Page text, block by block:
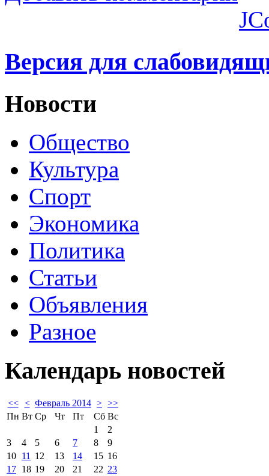
Версия для
Новости
Общество
Культура
Спорт
Экономика
Политика
Статьи
Объявления
Разное
Календарь новостей
<< < Февраль 2014 > >>
Пн Вт Ср Чт Пт Сб Вс
1
2
3
4 5 6 7 8
9
10 11 12 13 14 15 16
17 18 19 20 21 22 23